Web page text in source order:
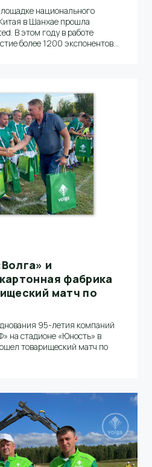
национального
в Шанхае прошла
В этом году в работе
более 1200 экспонентов
и
фабрика
матч по
95-летия компаний
на стадионе «Юность» в
товарищеский матч по